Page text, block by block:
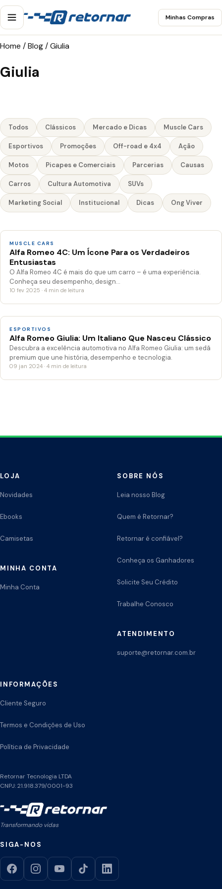
Minhas Compras
Home /Blog/Giulia
Giulia
Todos Clássicos Mercado e Dicas Muscle Cars
Esportivos Promoções Off-road e 4x4 Ação
Motos Picapes e Comerciais Parcerias Causas
Carros Cultura Automotiva SUVs
Marketing Social Institucional Dicas Ong Viver
MUSCLE CARS
Alfa Romeo 4C: Um Ícone Para os Verdadeiros
Entusiastas
O Alfa Romeo 4C é mais do que um carro – é uma experiência.
Conheça seu desempenho, design…
10 fev 2025 · 4 min de leitura
ESPORTIVOS
Alfa Romeo Giulia: Um Italiano Que Nasceu Clássico
Descubra a excelência automotiva no Alfa Romeo Giulia: um sedã
premium que une história, desempenho e tecnologia.
09 jan 2024 · 4 min de leitura
LOJA
Novidades
Ebooks
Camisetas
MINHA CONTA
Minha Conta
SOBRE NÓS
Leia nosso Blog
Quem é Retornar?
Retornar é confiável?
Conheça os Ganhadores
Solicite Seu Crédito
Trabalhe Conosco
ATENDIMENTO
suporte@retornar.com.br
INFORMAÇÕES
Cliente Seguro
Termos e Condições de Uso
Política de Privacidade
Retornar Tecnologia LTDA
CNPJ: 21.918.379/0001-93
Transformando vidas
SIGA-NOS